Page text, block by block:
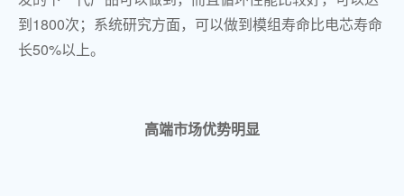
到1800次；系统研究方面，可以做到模组寿命比电芯寿命
长50%以上。
高端市场优势明显